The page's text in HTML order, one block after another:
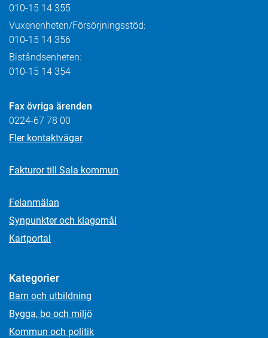
010-15 14 355
Vuxenenheten/Försörjningsstöd:
010-15 14 356
Biståndsenheten:
010-15 14 354
Fax övriga ärenden
0224-67 78 00
Fler kontaktvägar
Fakturor till Sala kommun
Felanmälan
Synpunkter och klagomål
Kartportal
Kategorier
Barn och utbildning
Bygga, bo och miljö
Kommun och politik